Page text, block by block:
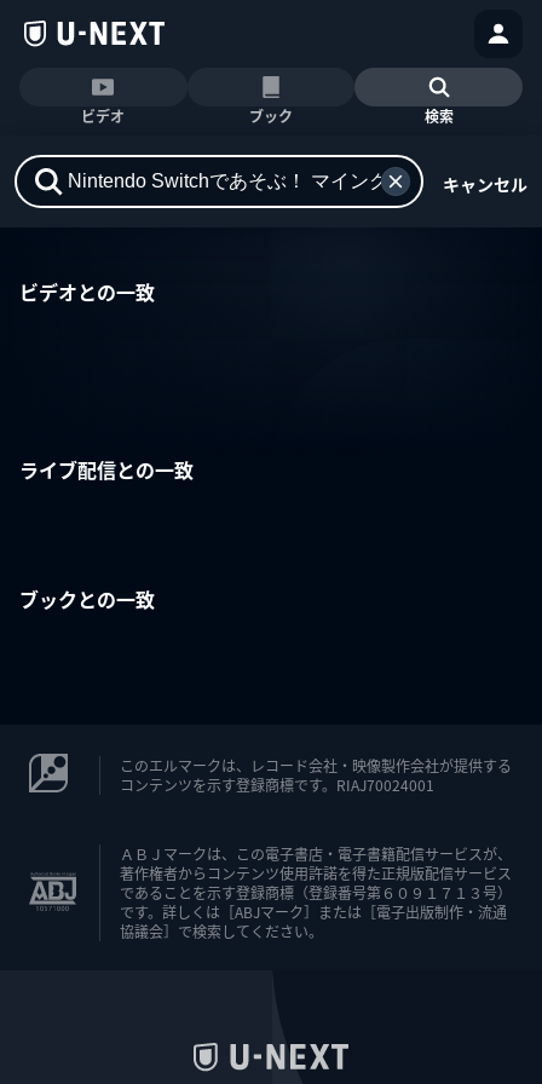
ビデオ ブック 検索
キャンセル
ビデオとの一致
ライブ配信との一致
ブックとの一致
このエルマークは、レコード会社・映像製作会社が提供する
コンテンツを示す登録商標です。RIAJ70024001
ＡＢＪマークは、この電子書店・電子書籍配信サービスが、
著作権者からコンテンツ使用許諾を得た正規版配信サービス
であることを示す登録商標（登録番号第６０９１７１３号）
です。詳しくは［ABJマーク］または［電子出版制作・流通
協議会］で検索してください。